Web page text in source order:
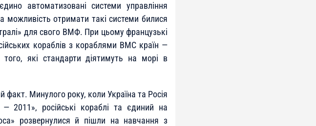
автоматизовані системи управління
можливість отримати такі системи билися
для свого ВМФ. При цьому французькі
кораблів з кораблями ВМС країн —
які стандарти діятимуть на морі в
факт. Минулого року, коли Україна та Росія
2011», російські кораблі та єдиний на
розвернулися й пішли на навчання з